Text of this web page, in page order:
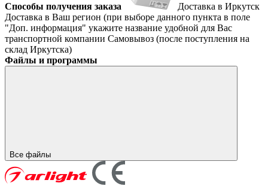
Способы получения заказа
Доставка в Иркутск
Доставка в Ваш регион (при выборе данного пункта в поле
"Доп. информация" укажите название удобной для Вас
транспортной компании Самовывоз (после поступления на
склад Иркутска)
Файлы и программы
Все файлы